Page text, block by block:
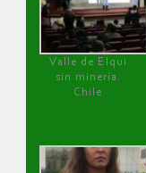
Valle de Elqui
sin minería.
Chile